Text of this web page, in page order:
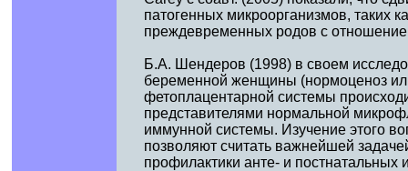
патогенных микроорганизмов, таких
преждевременных родов с
Б.А. Шендеров (1998) в своем
беременной женщины (нормоценоз
фетоплацентарной системы
представителями нормальной
иммунной системы. Изучение этого
позволяют считать важнейшей
профилактики анте- и постнатальных